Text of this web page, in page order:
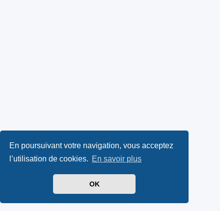
En poursuivant votre navigation, vous acceptez
l’utilisation de cookies. En savoir plus
OK